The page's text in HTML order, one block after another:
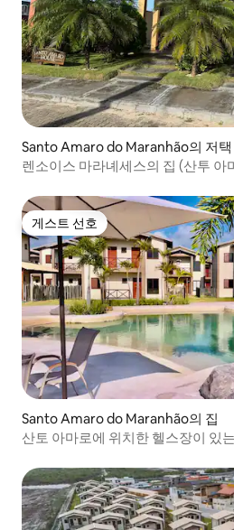
Santo Amaro do Maranhão의 저택
렌소이스 마라녜세스의 집 (산투 아
게스트 선호
게스트 선호
Santo Amaro do Maranhão의 집
산토 아마로에 위치한 헬스장이 있